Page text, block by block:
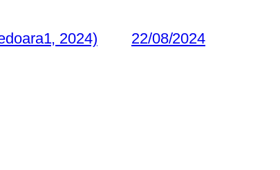
2024) 22/08/2024